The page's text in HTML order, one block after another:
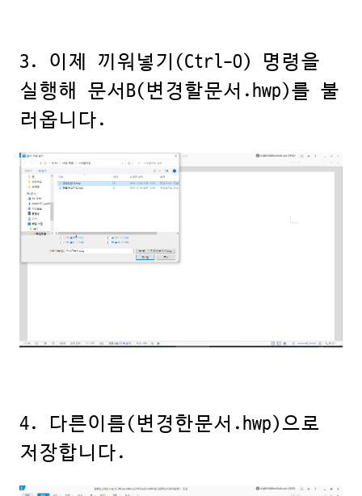
3. 이제 끼워넣기(Ctrl-O) 명령을
실행해 문서B(변경할문서.hwp)를 불
러옵니다.
4. 다른이름(변경한문서.hwp)으로
저장합니다.